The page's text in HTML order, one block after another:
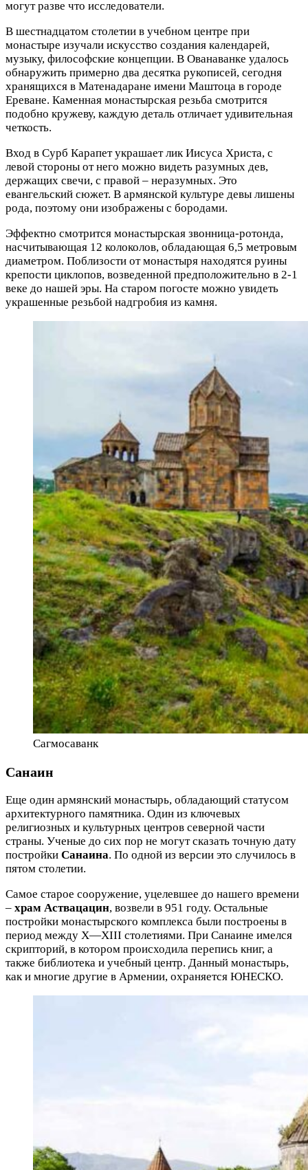
могут разве что исследователи.
В шестнадцатом столетии в учебном центре при
монастыре изучали искусство создания календарей,
музыку, философские концепции. В Ованаванке удалось
обнаружить примерно два десятка рукописей, сегодня
хранящихся в Матенадаране имени Маштоца в городе
Ереване. Каменная монастырская резьба смотрится
подобно кружеву, каждую деталь отличает удивительная
четкость.
Вход в Сурб Карапет украшает лик Иисуса Христа, с
левой стороны от него можно видеть разумных дев,
держащих свечи, с правой – неразумных. Это
евангельский сюжет. В армянской культуре девы лишены
рода, поэтому они изображены с бородами.
Эффектно смотрится монастырская звонница-ротонда,
насчитывающая 12 колоколов, обладающая 6,5 метровым
диаметром. Поблизости от монастыря находятся руины
крепости циклопов, возведенной предположительно в 2-1
веке до нашей эры. На старом погосте можно увидеть
украшенные резьбой надгробия из камня.
Сагмосаванк
Санаин
Еще один армянский монастырь, обладающий статусом
архитектурного памятника. Один из ключевых
религиозных и культурных центров северной части
страны. Ученые до сих пор не могут сказать точную дату
постройки Санаина. По одной из версии это случилось в
пятом столетии.
Самое старое сооружение, уцелевшее до нашего времени
– храм Аствацацин, возвели в 951 году. Остальные
постройки монастырского комплекса были построены в
период между X—XIII столетиями. При Санаине имелся
скрипторий, в котором происходила перепись книг, а
также библиотека и учебный центр. Данный монастырь,
как и многие другие в Армении, охраняется ЮНЕСКО.